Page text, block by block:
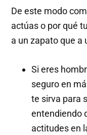
De este modo
actúas o por qué
a un zapato que a
Si eres
seguro en
te sirva para
entendiendo
actitudes en